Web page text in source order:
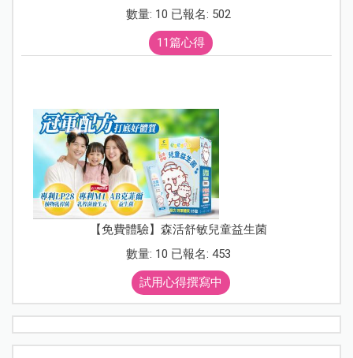
數量: 10 已報名: 502
11篇心得
【免費體驗】森活舒敏兒童益生菌
數量: 10 已報名: 453
試用心得撰寫中